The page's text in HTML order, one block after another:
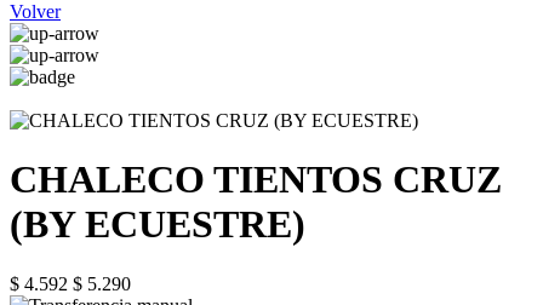
Volver
CHALECO TIENTOS CRUZ
(BY ECUESTRE)
$ 4.592 $ 5.290